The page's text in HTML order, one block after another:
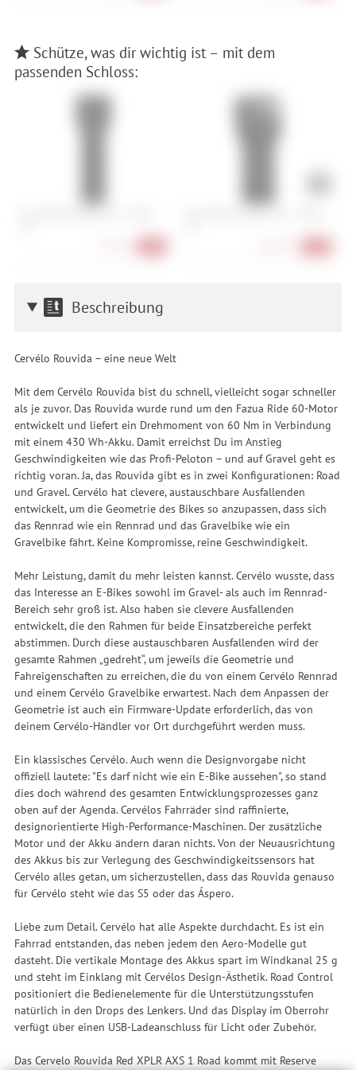
Schütze, was dir wichtig ist – mit dem
passenden Schloss:
Beschreibung
Cervélo Rouvida – eine neue Welt
Mit dem Cervélo Rouvida bist du schnell, vielleicht sogar schneller
als je zuvor. Das Rouvida wurde rund um den Fazua Ride 60-Motor
entwickelt und liefert ein Drehmoment von 60 Nm in Verbindung
mit einem 430 Wh-Akku. Damit erreichst Du im Anstieg
Geschwindigkeiten wie das Profi-Peloton – und auf Gravel geht es
richtig voran. Ja, das Rouvida gibt es in zwei Konfigurationen: Road
und Gravel. Cervélo hat clevere, austauschbare Ausfallenden
entwickelt, um die Geometrie des Bikes so anzupassen, dass sich
das Rennrad wie ein Rennrad und das Gravelbike wie ein
Gravelbike fährt. Keine Kompromisse, reine Geschwindigkeit.
Mehr Leistung, damit du mehr leisten kannst. Cervélo wusste, dass
das Interesse an E-Bikes sowohl im Gravel- als auch im Rennrad-
Bereich sehr groß ist. Also haben sie clevere Ausfallenden
entwickelt, die den Rahmen für beide Einsatzbereiche perfekt
abstimmen. Durch diese austauschbaren Ausfallenden wird der
gesamte Rahmen „gedreht“, um jeweils die Geometrie und
Fahreigenschaften zu erreichen, die du von einem Cervélo Rennrad
und einem Cervélo Gravelbike erwartest. Nach dem Anpassen der
Geometrie ist auch ein Firmware-Update erforderlich, das von
deinem Cervélo-Händler vor Ort durchgeführt werden muss.
Ein klassisches Cervélo. Auch wenn die Designvorgabe nicht
offiziell lautete: "Es darf nicht wie ein E-Bike aussehen", so stand
dies doch während des gesamten Entwicklungsprozesses ganz
oben auf der Agenda. Cervélos Fahrräder sind raffinierte,
designorientierte High-Performance-Maschinen. Der zusätzliche
Motor und der Akku ändern daran nichts. Von der Neuausrichtung
des Akkus bis zur Verlegung des Geschwindigkeitssensors hat
Cervélo alles getan, um sicherzustellen, dass das Rouvida genauso
für Cervélo steht wie das S5 oder das Áspero.
Liebe zum Detail. Cervélo hat alle Aspekte durchdacht. Es ist ein
Fahrrad entstanden, das neben jedem den Aero-Modelle gut
dasteht. Die vertikale Montage des Akkus spart im Windkanal 25 g
und steht im Einklang mit Cervélos Design-Ästhetik. Road Control
positioniert die Bedienelemente für die Unterstützungsstufen
natürlich in den Drops des Lenkers. Und das Display im Oberrohr
verfügt über einen USB-Ladeanschluss für Licht oder Zubehör.
Das Cervelo Rouvida Red XPLR AXS 1 Road kommt mit Reserve